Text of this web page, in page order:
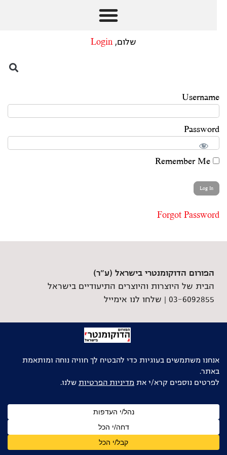
שלום,Login
Username
Password
Forgot Password
הפורום הדוקומנטרי בישראל (ע"ר)
הבית של היוצרות והיוצרים התיעודיים בישראל
03-6092855 |
שלחו לנו אימייל
העמוד